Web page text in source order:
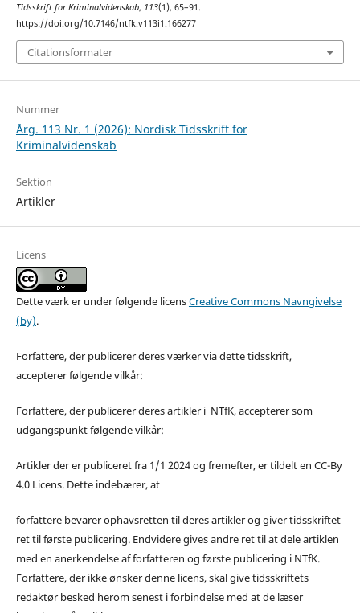
Tidsskrift for Kriminalvidenskab, 113(1), 65–91.
https://doi.org/10.7146/ntfk.v113i1.166277
Citationsformater
Nummer
Årg. 113 Nr. 1 (2026): Nordisk Tidsskrift for
Kriminalvidenskab
Sektion
Artikler
Licens
Dette værk er under følgende licensCreative Commons Navngivelse
(by).
Forfattere, der publicerer deres værker via dette tidsskrift,
accepterer følgende vilkår:
Forfattere, der publicerer deres artikler i NTfK, accepterer som
udgangspunkt følgende vilkår:
Artikler der er publiceret fra 1/1 2024 og fremefter, er tildelt en CC-By
4.0 Licens. Dette indebærer, at
forfattere bevarer ophavsretten til deres artikler og giver tidsskriftet
ret til første publicering. Endvidere gives andre ret til at dele artiklen
med en anerkendelse af forfatteren og første publicering i NTfK.
Forfattere, der ikke ønsker denne licens, skal give tidsskriftets
redaktør besked herom senest i forbindelse med at de læser